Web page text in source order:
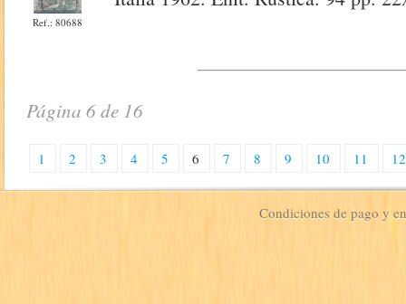
Ref.: 80688
Página 6 de 16
1 2 3 4 5 6 7 8 9 10 11 12
Condiciones de pago y